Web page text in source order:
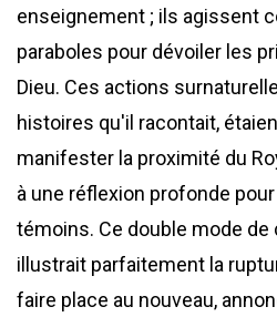
enseignement ; ils agissent
paraboles pour dévoiler les
Dieu. Ces actions
histoires qu'il racontait,
manifester la proximité du
à une réflexion profonde
témoins. Ce double mode
illustrait parfaitement la
faire place au nouveau,